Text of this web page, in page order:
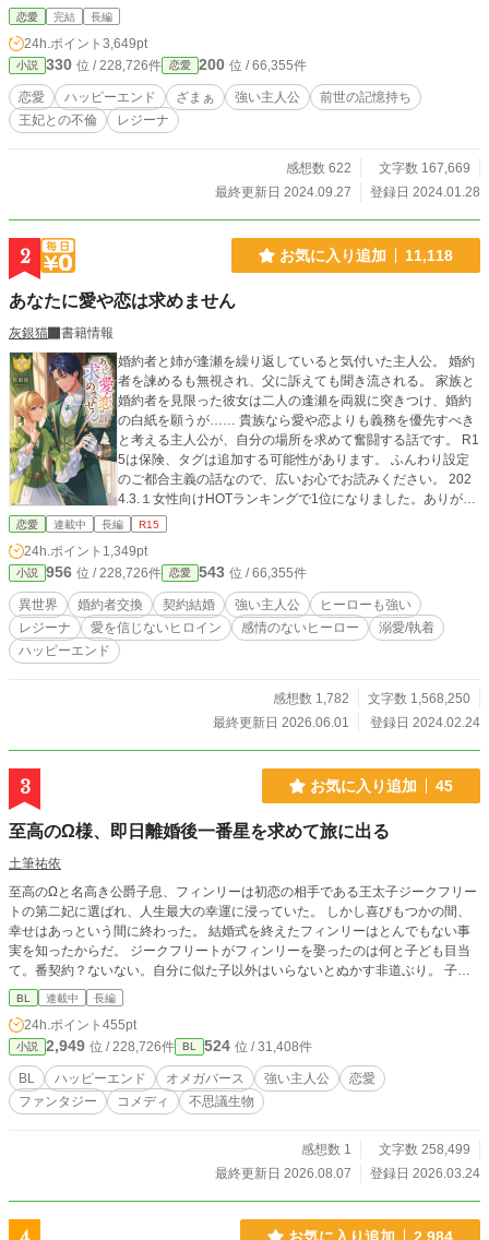
説であること。 レジェスとの結婚は、彼が愛する王妃と
論んだ悪女というキャラで、このままでは断罪される宿命に
あると。 全てを思い出したアーシアは覚悟を決める。
彼と離婚するため三年間の準備を整えて、断罪の未来から
逃れてみせると…… この物語は、彼女の決意から三年が経
ち。 離婚する日から始まっていく 戻ってこいと言われて
読んでくださると嬉しいです。
恋愛 完結 長編
24h.ポイント 3,649pt
小説 330 位 / 228,726件 恋愛 200 位 / 66,355件
恋愛 ハッピーエンド ざまぁ 強い主人公
前世の記憶持ち
王妃との不倫
レジーナ
感想数 622
文字数 167,669
最終更新日 2024.09.27
登録日 2024.01.28
2 お気に入り追加 11,118
あなたに愛や恋は求めません
灰銀猫
書籍情報
婚約者と姉が逢瀬を繰り返していると気付いた主人公。 婚約
者を諫めるも無視され、父に訴えても聞き流される。 家族と
婚約者を見限った彼女は二人の逢瀬を両親に突きつけ、婚約
の白紙を願うが…… 貴族なら愛や恋よりも義務を優先すべき
と考える主人公が、自分の場所を求めて奮闘する話です。 R1
5は保険、タグは追加する可能性があります。 ふんわり設定
のご都合主義の話なので、広いお心でお読みください。 202
4.3.１女性向けHOTランキングで1位になりました。ありがと
うございます。 2024年アクセスランキング2位。 2025年ア
のノベル新作TOP30で6位にランクイン。 2026.2『次にくる
ライトノベル2025』で女性読者投票４位、50代以上読者投票
5位。 2026.3.6 本編完結しました。
恋愛 連載中 長編 R15
24h.ポイント 1,349pt
小説 956 位 / 228,726件 恋愛 543 位 / 66,355件
異世界 婚約者交換 契約結婚 強い主人公
ヒーローも強い
レジーナ
愛を信じないヒロイン 感情のないヒーロー
溺愛/執着
ハッピーエンド
感想数 1,782
文字数 1,568,250
最終更新日 2026.06.01
登録日 2024.02.24
3 お気に入り追加 45
至高のΩ様、即日離婚後一番星を求めて旅に出る
土筆祐依
至高のΩと名高き公爵子息、フィンリーは初恋の相手である王太子ジークフリー
トの第二妃に選ばれ、人生最大の幸運に浸っていた。 しかし喜びもつかの間、
幸せはあっという間に終わった。 結婚式を終えたフィンリーはとんでもない事
実を知ったからだ。 ジークフリートがフィンリーを娶ったのは何と子ども目当
て。番契約？ないない。自分に似た子以外はいらないとぬかす非道ぶり。 子ど
もが出来ない正妻のために仕組んだ愛のない結婚だった。 ジークフリートは第
二妃として迎えたフィンリーの名前すら知らず、馬鹿なΩと嘲笑った。 事実を知
ったフィンリーの心に湧き上がったのは激しい怒りと恨み。 ブチ切れた結果、
フィンリーは暴れて逃走した。 積み上げた罪状は傷害、窃盗、不敬罪並びに殺
人未遂！ 捕まるのはごめんとフィンリーは世界を放浪し、安住の地を求めると
同時に出会った男達とのロマンスを楽しむのであった。 コンセプトは全年齢が
楽しめるBLオメガバースです。よって大人のシーンはありません！悪しから
BL 連載中 長編
24h.ポイント 455pt
小説 2,949 位 / 228,726件 BL 524 位 / 31,408件
BL ハッピーエンド オメガバース 強い主人公
恋愛
ファンタジー
コメディ 不思議生物
感想数 1
文字数 258,499
最終更新日 2026.08.07
登録日 2026.03.24
お気に入り追加 2,984